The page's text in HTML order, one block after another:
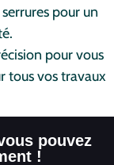
pour un
pour vous
tous vos travaux
pouvez
!